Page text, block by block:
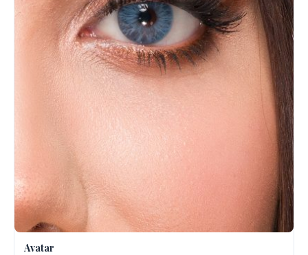
Avatar